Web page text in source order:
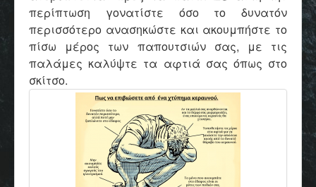
περίπτωση γονατίστε όσο το δυνατόν
περισσότερο ανασηκώστε και ακουμπήστε το
πίσω μέρος των παπουτσιών σας, με τις
παλάμες καλύψτε τα αφτιά σας όπως στο
σκίτσο.